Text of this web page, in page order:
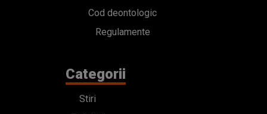
Cod deontologic
Regulamente
Categorii
Stiri